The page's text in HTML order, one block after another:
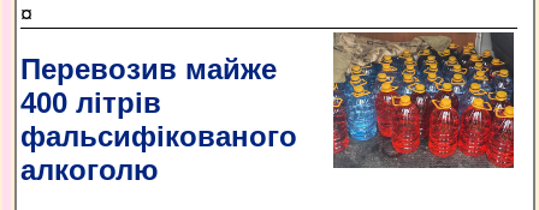
¤
Перевозив майже
400 літрів
фальсифікованого
алкоголю